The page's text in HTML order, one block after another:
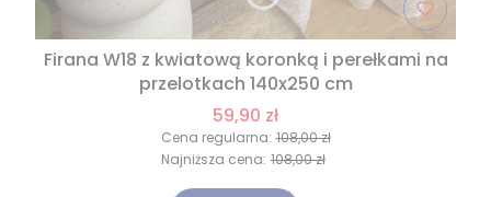
Firana W18 z kwiatową koronką i perełkami na
przelotkach 140x250 cm
59,90 zł
Cena regularna: 108,00 zł
Najniższa cena: 108,00 zł